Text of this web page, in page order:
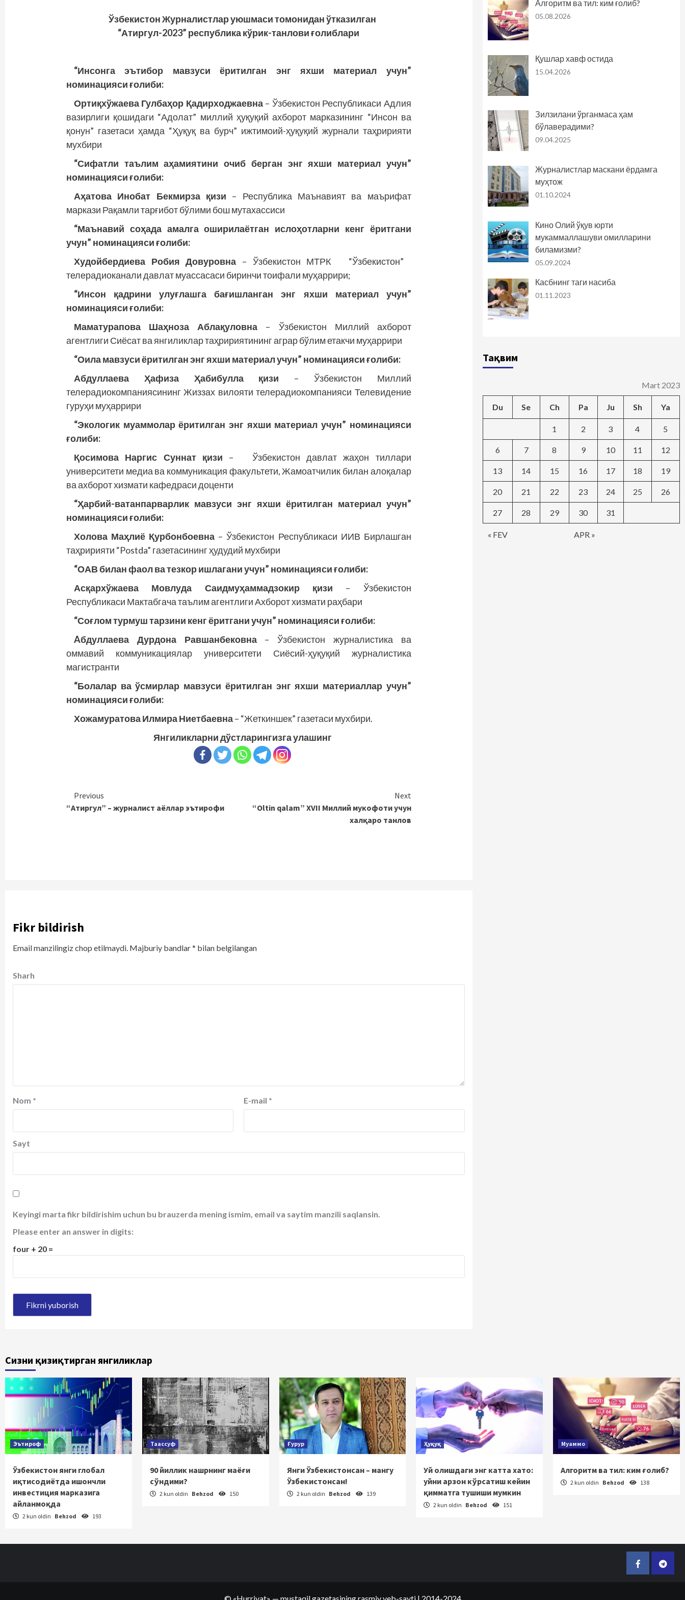
Ўзбекистон Журналистлар уюшмаси томонидан ўтказилган
“Атиргул-2023” республика кўрик-танлови ғолиблари
“Инсонга эътибор мавзуси ёритилган энг яхши материал учун”
номинацияси ғолиби:
Ортиқхўжаева Гулбаҳор Қадирходжаевна– Ўзбекистон Республикаси Адлия
вазирлиги қошидаги “Адолат” миллий ҳуқуқий ахборот марказининг “Инсон ва
қонун” газетаси ҳамда “Ҳуқуқ ва бурч” ижтимоий-ҳуқуқий журнали таҳририяти
мухбири
“Сифатли таълим аҳамиятини очиб берган энг яхши материал учун”
номинацияси ғолиби:
Аҳатова Инобат Бекмирза қизи – Республика Маънавият ва маърифат
маркази Рақамли тарғибот бўлими бош мутахассиси
“Маънавий соҳада амалга оширилаётган ислоҳотларни кенг ёритгани
учун” номинацияси ғолиби:
Худойбердиева Робия Довуровна – Ўзбекистон МТРК “Ўзбекис­тон”
телерадиоканали давлат муассасаси биринчи тоифали муҳаррири;
“Инсон қадрини улуғлашга бағишланган энг яхши материал учун”
номинацияси ғолиби:
Маматурапова Шаҳноза Аблақуловна – Ўзбекистон Миллий ахборот
агентлиги Сиёсат ва янгиликлар таҳририятининг аграр бўлим етакчи муҳаррири
“Оила мавзуси ёритилган энг яхши материал учун” номинацияси ғолиби:
Абдуллаева Ҳафиза Ҳабибулла қизи – Ўзбекистон Миллий
телерадиокомпаниясининг Жиззах вилояти телерадиокомпанияси Телевидение
гуруҳи муҳаррири
“Экологик муаммолар ёритилган энг яхши материал учун” номинацияси
ғолиби:
Қосимова Наргис Суннат қизи – Ўзбекистон давлат жаҳон тиллари
университети медиа ва коммуникация факультети, Жамоатчилик билан алоқалар
ва ахборот хизмати кафедраси доценти
“Ҳарбий-ватанпарварлик мавзуси энг яхши ёритилган материал учун”
номинацияси ғолиби:
Холова Маҳлиё Қурбонбоевна – Ўзбекистон Республикаси ИИВ Бирлашган
таҳририяти “Postda” газетасининг ҳудудий мухбири
“ОАВ билан фаол ва тезкор ишлагани учун” номинацияси ғолиби:
Асқархўжаева Мовлуда Саидмуҳаммадзокир қизи – Ўзбекистон
Республикаси Мактабгача таълим агентлиги Ахборот хизмати раҳбари
“Соғлом турмуш тарзини кенг ёритгани учун” номинацияси ғолиби:
Aбдуллаева Дурдона Равшанбековна– Ўзбекистон журналис­тика ва
оммавий коммуникациялар университети Сиёсий-ҳуқуқий журналистика
магистранти
“Болалар ва ўсмирлар мавзуси ёритилган энг яхши материаллар учун”
номинацияси ғолиби:
Хожамуратова Илмира Ниетбаевна– “Жеткиншек” газетаси мухбири.
Янгиликларни дўстларингизга улашинг
Continue
Reading
Previous
“Атиргул” – журналист аёллар эътирофи
Next
“Oltin qalam” XVII Миллий мукофоти учун
халқаро танлов
Fikr bildirish
Email manzilingiz chop etilmaydi. Majburiy bandlar* bilan belgilangan
Sharh
Nom * E-mail *
Sayt
Keyingi marta fikr bildirishim uchun bu brauzerda mening ismim, email va saytim manzili saqlansin.
Please enter an answer in digits:
four + 20 =
Алгоритм ва тил: ким ғолиб?
05.08.2026
Қушлар хавф остида
15.04.2026
Зилзилани ўрганмаса ҳам
бўлаверадими?
09.04.2025
Журналистлар маскани ёрдамга
муҳтож
01.10.2024
Кино Олий ўқув юрти
мукаммаллашуви омилларини
биламизми?
05.09.2024
Касбнинг таги насиба
01.11.2023
Тақвим
Mart 2023
Du Se Ch Pa Ju Sh Ya
« FEV APR »
1 2 3 4 5
6 7 8 9 10 11 12
13 14 15 16 17 18 19
20 21 22 23 24 25 26
27 28 29 30 31
Сизни қизиқтирган янгиликлар
Эътироф
Ўзбекистон янги глобал
иқтисодиётда ишончли
инвестиция марказига
айланмоқда
2 kun oldin Behzod 193
Таассуф
90 йиллик нашрнинг маёғи
сўндими?
2 kun oldin Behzod 150
Ғурур
Янги Ўзбекистонсан – мангу
Ўзбекистонсан!
2 kun oldin Behzod 139
Ҳуқуқ
Уй олишдаги энг катта хато:
уйни арзон кўрсатиш кейин
қимматга тушиши мумкин
2 kun oldin Behzod 151
Муаммо
Алгоритм ва тил: ким ғолиб?
2 kun oldin Behzod 138
Facebook